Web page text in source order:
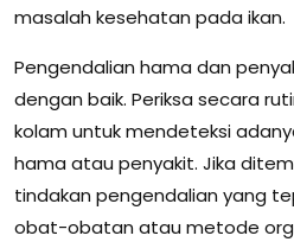
masalah kesehatan pada ikan.
Pengendalian hama dan
dengan baik. Periksa secara
kolam untuk mendeteksi
hama atau penyakit. Jika
tindakan pengendalian yang
obat-obatan atau metode